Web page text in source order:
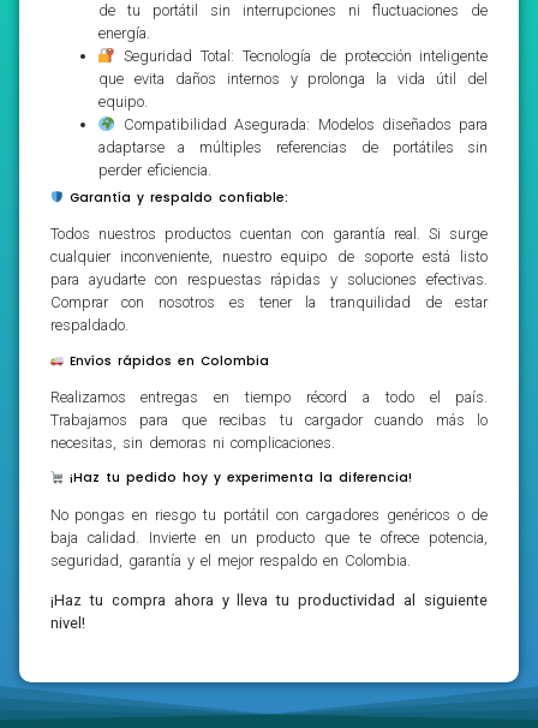
de tu portátil sin interrupciones ni fluctuaciones de
energía.
Seguridad Total: Tecnología de protección inteligente
que evita daños internos y prolonga la vida útil del
equipo.
Compatibilidad Asegurada: Modelos diseñados para
adaptarse a múltiples referencias de portátiles sin
perder eficiencia.
Garantía y respaldo confiable:
Todos nuestros productos cuentan con garantía real. Si surge
cualquier inconveniente, nuestro equipo de soporte está listo
para ayudarte con respuestas rápidas y soluciones efectivas.
Comprar con nosotros es tener la tranquilidad de estar
respaldado.
Envíos rápidos en Colombia
Realizamos entregas en tiempo récord a todo el país.
Trabajamos para que recibas tu cargador cuando más lo
necesitas, sin demoras ni complicaciones.
¡Haz tu pedido hoy y experimenta la diferencia!
No pongas en riesgo tu portátil con cargadores genéricos o de
baja calidad. Invierte en un producto que te ofrece potencia,
seguridad, garantía y el mejor respaldo en Colombia.
¡Haz tu compra ahora y lleva tu productividad al siguiente
nivel!